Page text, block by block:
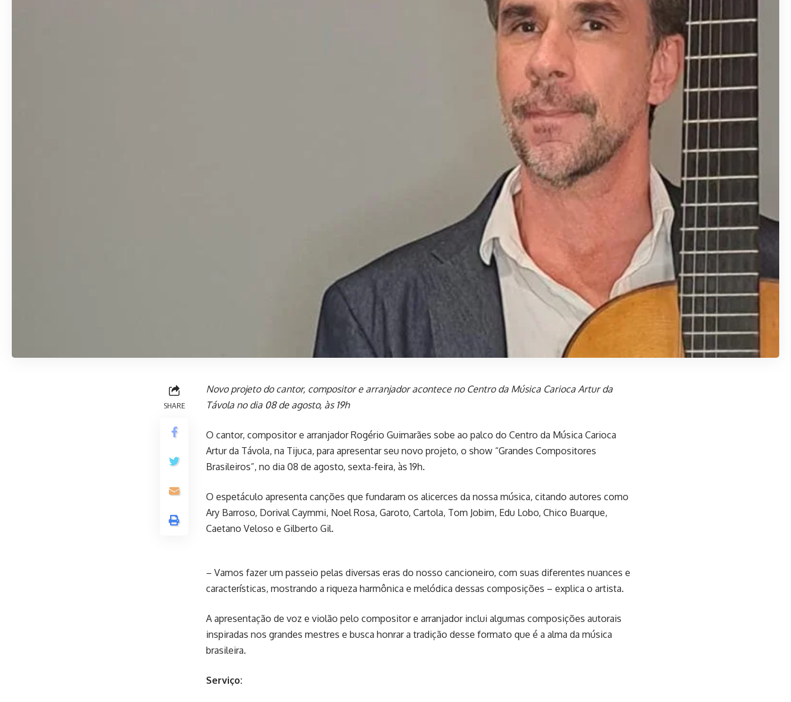
SHARE
Novo projeto do cantor, compositor e arranjador acontece no Centro da Música Carioca Artur da
Távola no dia 08 de agosto, às 19h
O cantor, compositor e arranjador Rogério Guimarães sobe ao palco do Centro da Música Carioca
Artur da Távola, na Tijuca, para apresentar seu novo projeto, o show “Grandes Compositores
Brasileiros”, no dia 08 de agosto, sexta-feira, às 19h.
O espetáculo apresenta canções que fundaram os alicerces da nossa música, citando autores como
Ary Barroso, Dorival Caymmi, Noel Rosa, Garoto, Cartola, Tom Jobim, Edu Lobo, Chico Buarque,
Caetano Veloso e Gilberto Gil.
– Vamos fazer um passeio pelas diversas eras do nosso cancioneiro, com suas diferentes nuances e
características, mostrando a riqueza harmônica e melódica dessas composições – explica o artista.
A apresentação de voz e violão pelo compositor e arranjador inclui algumas composições autorais
inspiradas nos grandes mestres e busca honrar a tradição desse formato que é a alma da música
brasileira.
Serviço: